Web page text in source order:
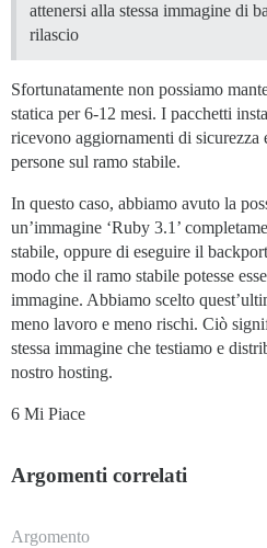
attenersi alla stessa immagine di
rilascio
Sfortunatamente non possiamo
statica per 6-12 mesi. I pacchetti
ricevono aggiornamenti di
persone sul ramo stabile.
In questo caso, abbiamo avuto la
un’immagine ‘Ruby 3.1’
stabile, oppure di eseguire il
modo che il ramo stabile potesse
immagine. Abbiamo scelto
meno lavoro e meno rischi. Ciò
stessa immagine che testiamo e
nostro hosting.
6 Mi Piace
Argomenti correlati
Argomento